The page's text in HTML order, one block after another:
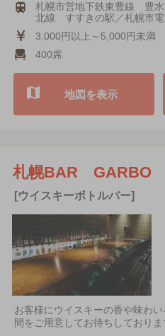
札幌市営地下鉄東豊線 豊水
北線 すすきの駅／札幌市
3,000円以上～5,000円未満
400席
地図を表示
札幌BAR GARBO
[ウイスキーボトルバー]
お客様にウイスキーの香や味わ
間をご用意してお待ちしておりま